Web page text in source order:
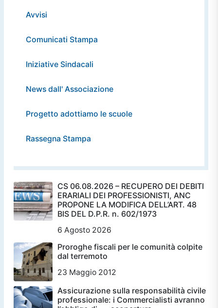
Avvisi
Comunicati Stampa
Iniziative Sindacali
News dall' Associazione
Progetto adottiamo le scuole
Rassegna Stampa
CS 06.08.2026 – RECUPERO DEI DEBITI
ERARIALI DEI PROFESSIONISTI, ANC
PROPONE LA MODIFICA DELL’ART. 48
BIS DEL D.P.R. n. 602/1973
6 Agosto 2026
Proroghe fiscali per le comunità colpite
dal terremoto
23 Maggio 2012
Assicurazione sulla responsabilità civile
professionale: i Commercialisti avranno